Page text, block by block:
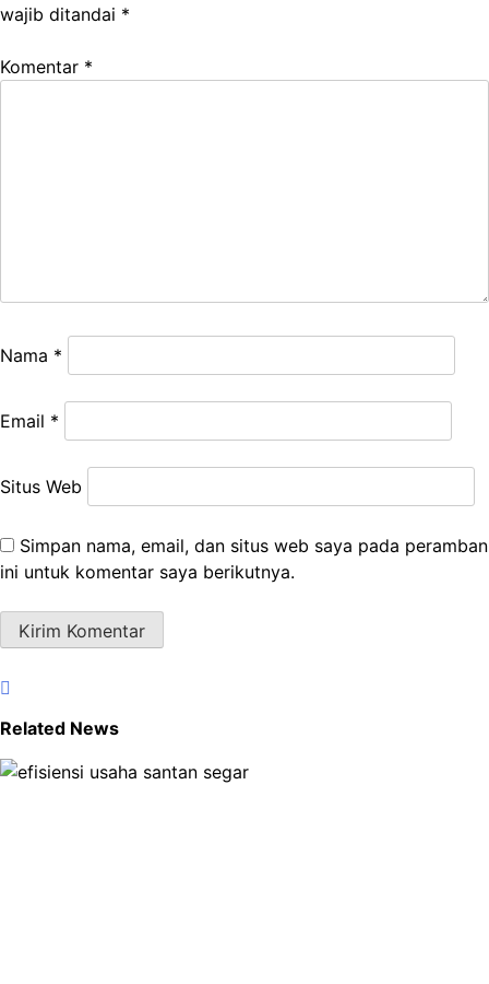
wajib ditandai *
Komentar *
Nama *
Email *
Situs Web
Simpan nama, email, dan situs web saya pada peramban
ini untuk komentar saya berikutnya.
Related News